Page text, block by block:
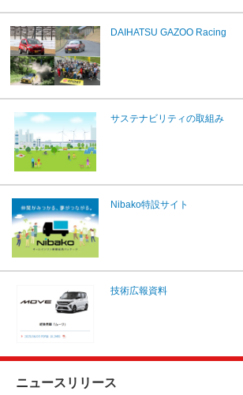
DAIHATSU GAZOO Racing
サステナビリティの取組み
Nibako特設サイト
技術広報資料
ニュースリリース